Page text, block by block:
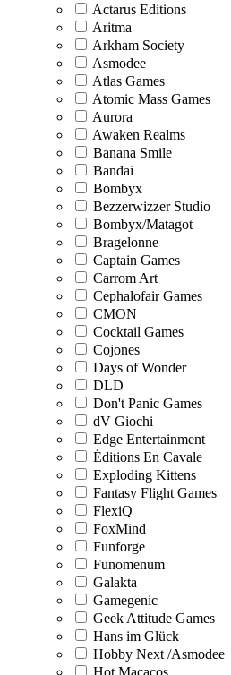
Actarus Editions
Aritma
Arkham Society
Asmodee
Atlas Games
Atomic Mass Games
Aurora
Awaken Realms
Banana Smile
Bandai
Bombyx
Bezzerwizzer Studio
Bombyx/Matagot
Bragelonne
Captain Games
Carrom Art
Cephalofair Games
CMON
Cocktail Games
Cojones
Days of Wonder
DLD
Don't Panic Games
dV Giochi
Edge Entertainment
Éditions En Cavale
Exploding Kittens
Fantasy Flight Games
FlexiQ
FoxMind
Funforge
Funomenum
Galakta
Gamegenic
Geek Attitude Games
Hans im Glück
Hobby Next /Asmodee
Hot Macacos